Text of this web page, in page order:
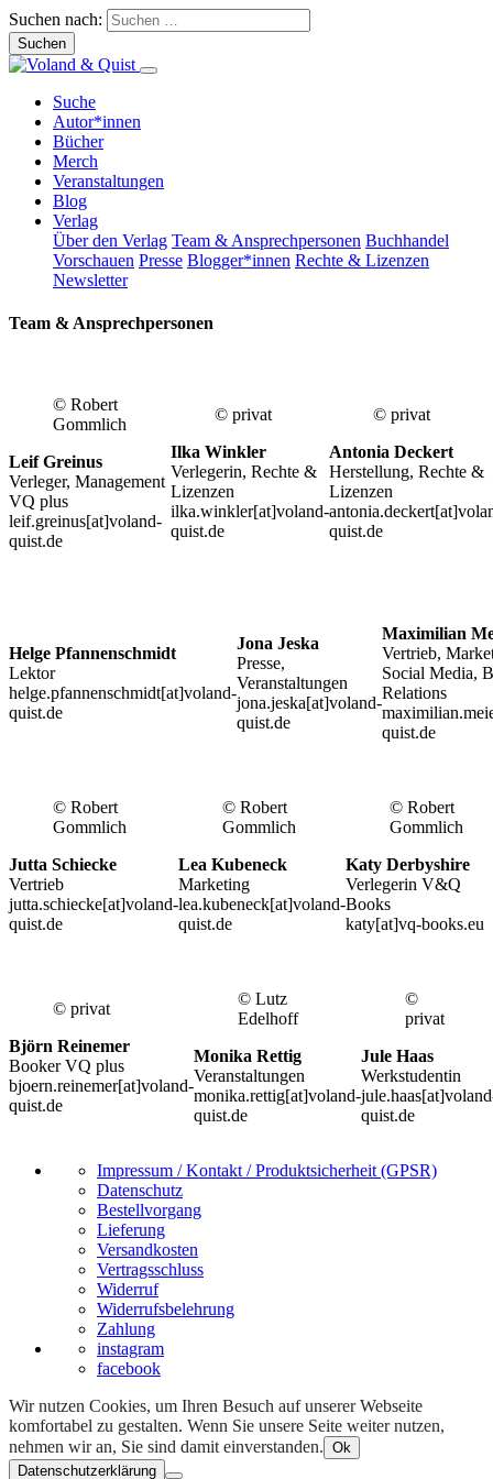
Suchen nach:
Suche
Autor*innen
Bücher
Merch
Veranstaltungen
Blog
Verlag
Über den Verlag Team & Ansprechpersonen Buchhandel
Vorschauen Presse Blogger*innen Rechte & Lizenzen
Newsletter
Team & Ansprechpersonen
© Robert
Gommlich
Leif Greinus
Verleger, Management
VQ plus
leif.greinus[at]voland-
quist.de
© privat
Ilka Winkler
Verlegerin, Rechte &
Lizenzen
ilka.winkler[at]voland-
quist.de
© privat
Antonia Deckert
Herstellung, Rechte &
Lizenzen
quist.de
Helge Pfannenschmidt
Lektor
helge.pfannenschmidt[at]voland-
quist.de
Jona Jeska
Presse,
Veranstaltungen
jona.jeska[at]voland-
quist.de
Maximilian
Vertrieb,
Social Media,
Relations
quist.de
© Robert
Gommlich
Jutta Schiecke
Vertrieb
jutta.schiecke[at]voland-
quist.de
© Robert
Gommlich
Lea Kubeneck
Marketing
lea.kubeneck[at]voland-
quist.de
© Robert
Gommlich
Katy Derbyshire
Verlegerin V&Q
Books
katy[at]vq-books.eu
© privat
Björn Reinemer
Booker VQ plus
bjoern.reinemer[at]voland-
quist.de
© Lutz
Edelhoff
Monika Rettig
Veranstaltungen
monika.rettig[at]voland-
quist.de
©
privat
Jule Haas
Werkstudentin
quist.de
Impressum / Kontakt / Produktsicherheit (GPSR)
Datenschutz
Bestellvorgang
Lieferung
Versandkosten
Vertragsschluss
Widerruf
Widerrufsbelehrung
Zahlung
instagram
facebook
Wir nutzen Cookies, um Ihren Besuch auf unserer Webseite
komfortabel zu gestalten. Wenn Sie unsere Seite weiter nutzen,
nehmen wir an, Sie sind damit einverstanden. Ok
Datenschutzerklärung